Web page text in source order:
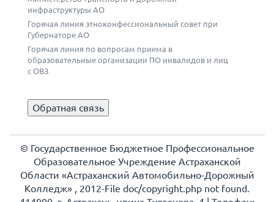
инфраструктуры АО
Горячая линия этноконфессиональный совет при
Губернаторе АО
Горячая линия по вопросам приема в
образовательные организации ПО инвалидов и лиц
с ОВЗ
Обратная связь
© Государственное Бюджетное Профессиональное
Образовательное Учреждение Астраханской
Области «Астраханский Автомобильно-Дорожный
Колледж» , 2012-File doc/copyright.php not found.